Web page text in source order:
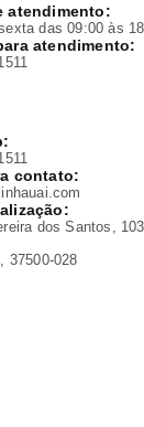
atendimento:
das 09:00 às
atendimento:
contato:
dos Santos,
37500-028